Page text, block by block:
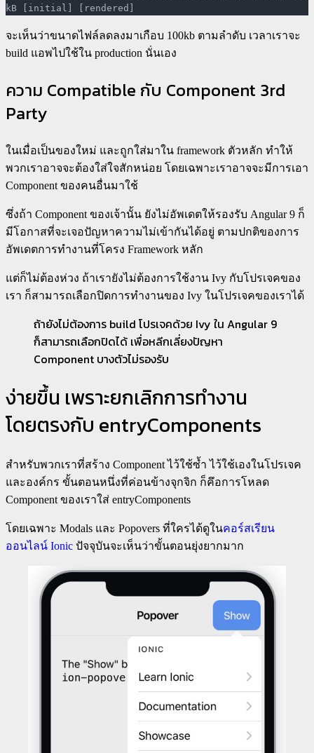
kB [initial] [rendered]
จะเห็นว่าขนาดไฟล์ลดลงมาเกือบ 100kb ตามลำดับ เวลาเราจะ
build แอพไปใช้ใน production นั่นเอง
ความ Compatible กับ Component 3rd
Party
ในเมื่อเป็นของใหม่ และถูกใส่มาใน framework ตัวหลัก ทำให้
พวกเราอาจจะต้องใส่ใจสักหน่อย โดยเฉพาะเราอาจจะมีการเอา
Component ของคนอื่นมาใช้
ซึ่งถ้า Component ของเจ้านั้น ยังไม่อัพเดตให้รองรับ Angular 9 ก็
มีโอกาสที่จะเจอปัญหาความไม่เข้ากันได้อยู่ ตามปกติของการ
อัพเดตการทำงานที่โครง Framework หลัก
แต่ก็ไม่ต้องห่วง ถ้าเรายังไม่ต้องการใช้งาน Ivy กับโปรเจคของ
เรา ก็สามารถเลือกปิดการทำงานของ Ivy ในโปรเจคของเราได้
ถ้ายังไม่ต้องการ build โปรเจคด้วย Ivy ใน Angular 9
ก็สามารถเลือกปิดได้ เพื่อหลีกเลี่ยงปัญหา
Component บางตัวไม่รองรับ
ง่ายขึ้น เพราะยกเลิกการทำงาน
โดยตรงกับ entryComponents
สำหรับพวกเราที่สร้าง Component ไว้ใช้ซ้ำ ไว้ใช้เองในโปรเจค
และองค์กร ขั้นตอนหนึ่งที่ค่อนข้างจุกจิก ก็คึอการโหลด
Component ของเราใส่ entryComponents
โดยเฉพาะ Modals และ Popovers ที่ใครได้ดูในคอร์สเรียน
ออนไลน์ Ionic ปัจจุบันจะเห็นว่าขั้นตอนยุ่งยากมาก